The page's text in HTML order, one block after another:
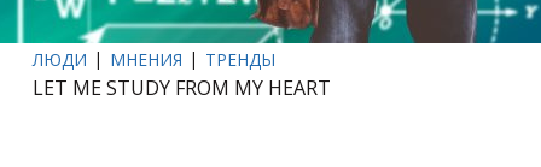
ЛЮДИ МНЕНИЯ ТРЕНДЫ
LET ME STUDY FROM MY HEART